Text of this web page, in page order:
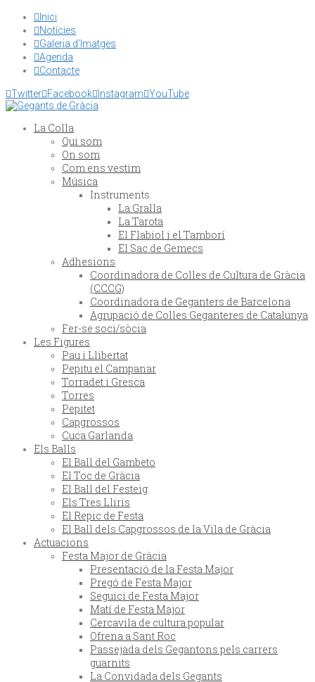
 Inici
 Notícies
Galeria d’Imatges
Agenda
Contacte
TwitterFacebook InstagramYouTube
La Colla
Qui som
On som
Com ens vestim
Música
Instruments
La Gralla
La Tarota
El Flabiol i el Tamborí
El Sac de Gemecs
Adhesions
Coordinadora de Colles de Cultura de Gràcia
(CCCG)
Coordinadora de Geganters de Barcelona
Agrupació de Colles Geganteres de Catalunya
Fer-se soci/sòcia
Les Figures
Pau i Llibertat
Pepitu el Campanar
Torradet i Gresca
Torres
Pepitet
Capgrossos
Cuca Garlanda
Els Balls
El Ball del Gambeto
El Toc de Gràcia
El Ball del Festeig
Els Tres Lliris
El Repic de Festa
El Ball dels Capgrossos de la Vila de Gràcia
Actuacions
Festa Major de Gràcia
Presentació de la Festa Major
Pregó de Festa Major
Seguici de Festa Major
Matí de Festa Major
Cercavila de cultura popular
Ofrena a Sant Roc
Passejada dels Gegantons pels carrers
guarnits
La Convidada dels Gegants